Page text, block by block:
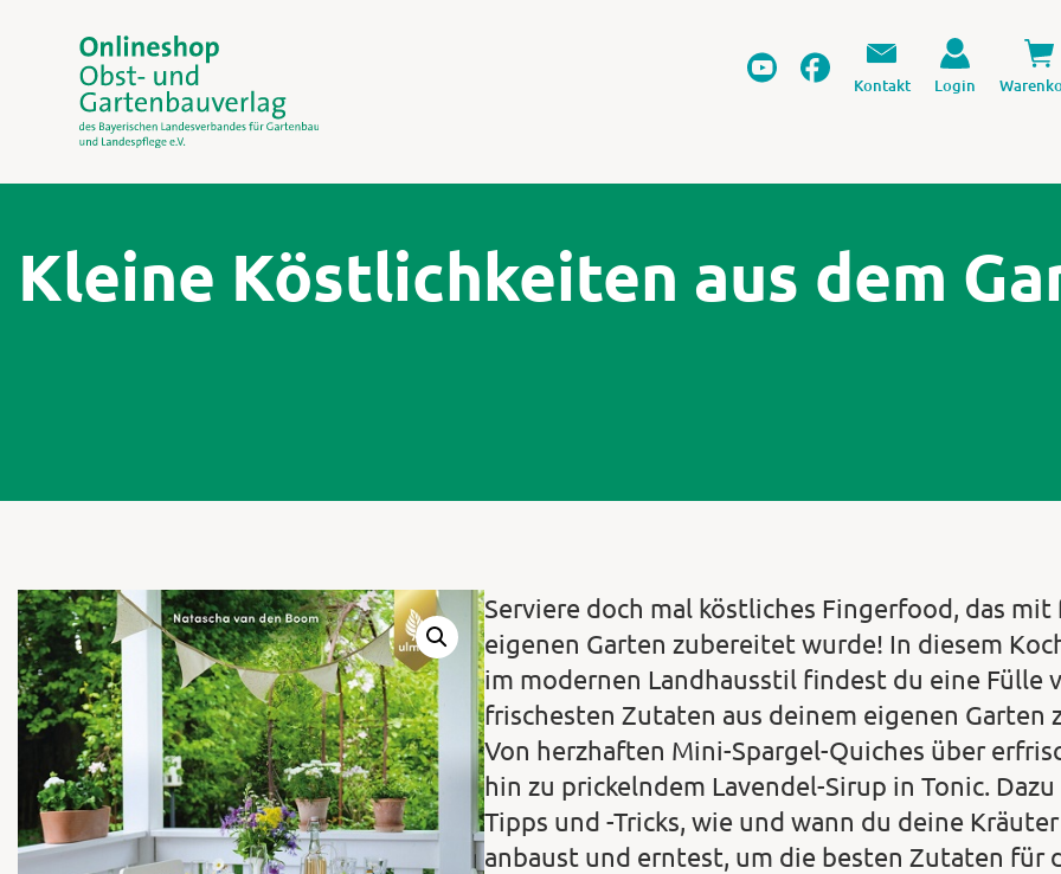
Kontakt Login
Kleine Köstlichkeiten aus dem
Serviere doch mal köstliches Fingerfood, das
eigenen Garten zubereitet wurde! In diesem
im modernen Landhausstil findest du eine Fülle
frischesten Zutaten aus deinem eigenen Garten
Von herzhaften Mini-Spargel-Quiches über
hin zu prickelndem Lavendel-Sirup in Tonic.
Tipps und -Tricks, wie und wann du deine
anbaust und erntest, um die besten Zutaten für